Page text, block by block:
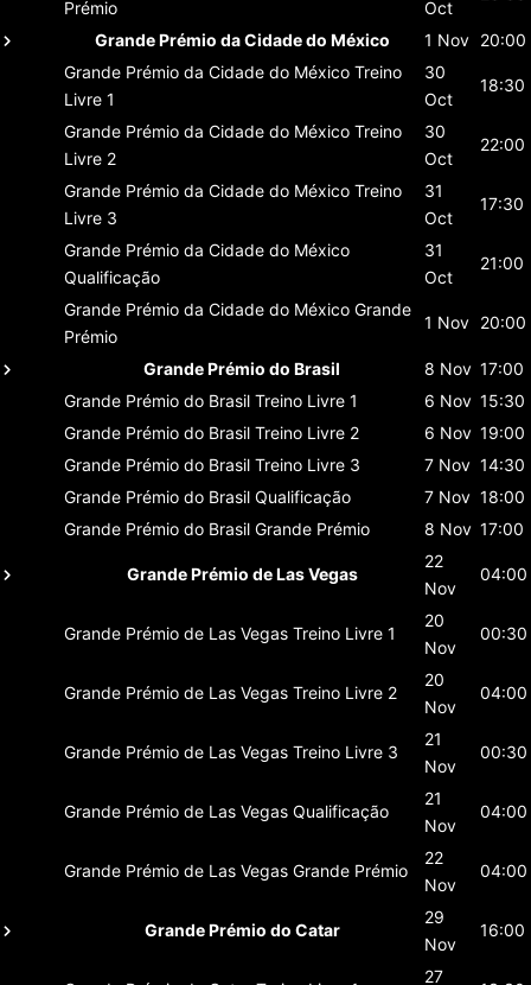
Prémio
Oct
Grande Prémio da Cidade do México 1 Nov 20:00
Grande Prémio da Cidade do México Treino
Livre 1
30
Oct
18:30
Grande Prémio da Cidade do México Treino
Livre 2
30
Oct
22:00
Grande Prémio da Cidade do México Treino
Livre 3
31
Oct
17:30
Grande Prémio da Cidade do México
Qualificação
31
Oct
21:00
Grande Prémio da Cidade do México Grande
Prémio
1 Nov 20:00
Grande Prémio do Brasil 8 Nov 17:00
Grande Prémio do Brasil Treino Livre 1 6 Nov 15:30
Grande Prémio do Brasil Treino Livre 2 6 Nov 19:00
Grande Prémio do Brasil Treino Livre 3 7 Nov 14:30
Grande Prémio do Brasil Qualificação 7 Nov 18:00
Grande Prémio do Brasil Grande Prémio 8 Nov 17:00
Grande Prémio de Las Vegas
22
Nov
04:00
Grande Prémio de Las Vegas Treino Livre 1
20
Nov
00:30
Grande Prémio de Las Vegas Treino Livre 2
20
Nov
04:00
Grande Prémio de Las Vegas Treino Livre 3
21
Nov
00:30
Grande Prémio de Las Vegas Qualificação
21
Nov
04:00
Grande Prémio de Las Vegas Grande Prémio
22
Nov
04:00
Grande Prémio do Catar
29
Nov
16:00
27